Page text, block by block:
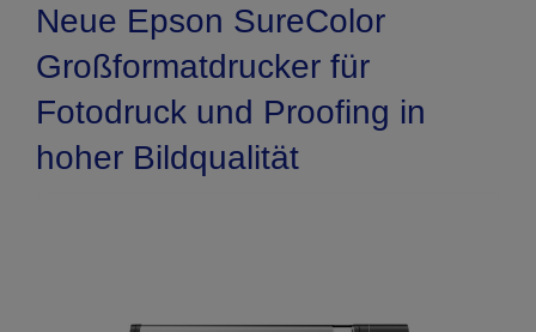
Messen & Events
Search
Neue Epson SureColor
Großformatdrucker für
Fotodruck und Proofing in
hoher Bildqualität